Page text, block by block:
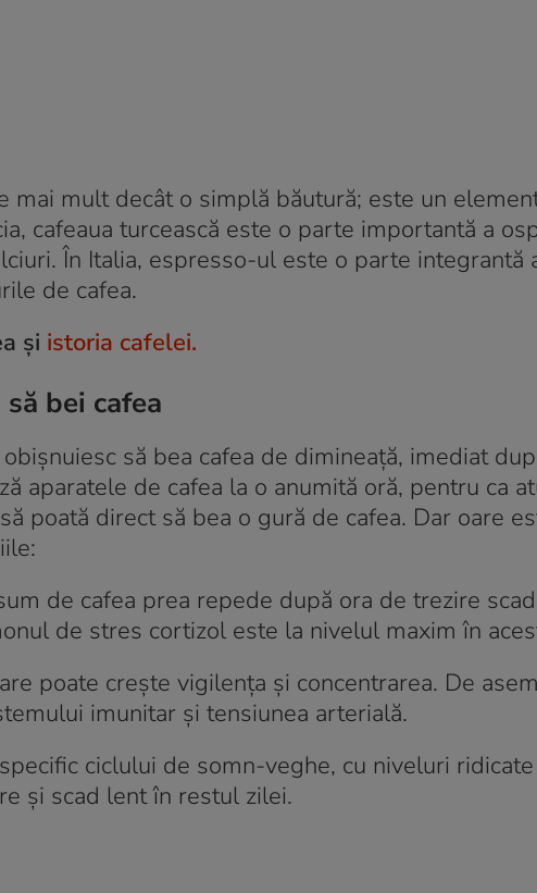
mai mult decât o simplă băutură; este un
cafeaua turcească este o parte importantă a
În Italia, espresso-ul este o parte integrantă
de cafea.
și istoria cafelei.
bei cafea
să bea cafea de dimineață, imediat
aparatele de cafea la o anumită oră, pentru ca
poată direct să bea o gură de cafea. Dar oare
de cafea prea repede după ora de trezire
de stres cortizol este la nivelul maxim în
poate crește vigilența și concentrarea. De
imunitar și tensiunea arterială.
ciclului de somn-veghe, cu niveluri
și scad lent în restul zilei.